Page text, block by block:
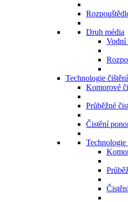
Druh média
Vodní
Technologie čištění
Komorové
Průběžné
Čistění
Technologie